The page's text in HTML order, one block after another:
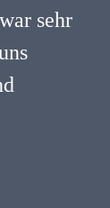
sehr